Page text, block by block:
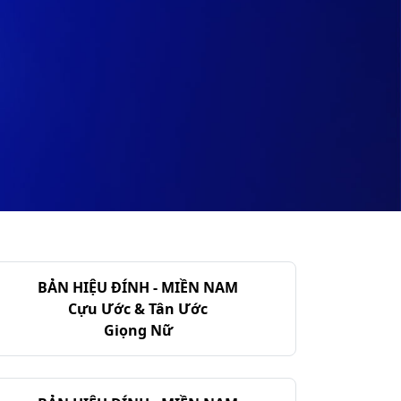
BẢN HIỆU ĐÍNH - MIỀN NAM
Cựu Ước & Tân Ước
Giọng Nữ